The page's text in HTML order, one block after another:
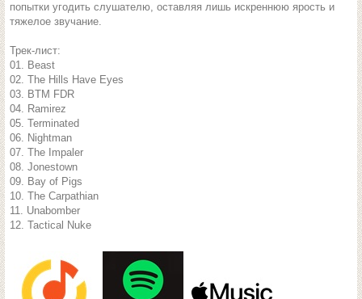
попытки угодить слушателю, оставляя лишь искреннюю ярость и
тяжелое звучание.
Трек-лист:
01. Beast
02. The Hills Have Eyes
03. BTM FDR
04. Ramirez
05. Terminated
06. Nightman
07. The Impaler
08. Jonestown
09. Bay of Pigs
10. The Carpathian
11. Unabomber
12. Tactical Nuke